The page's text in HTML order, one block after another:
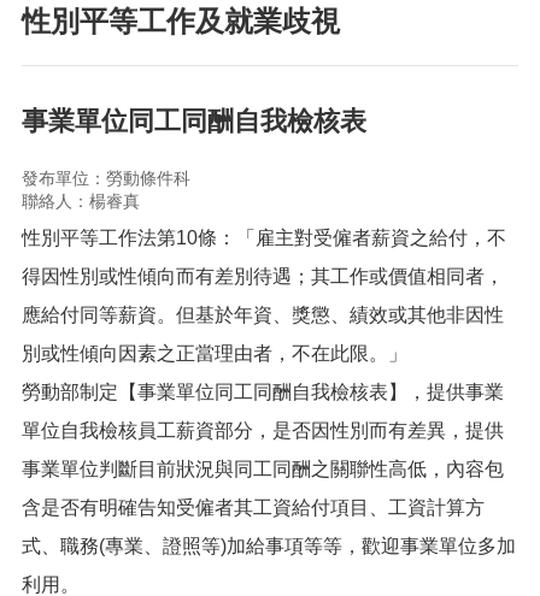
局
通
訊
業
務
訊
便
民
務
府
資
訊
公
開
性別平等工作及就業歧視
事業單位同工同酬自我檢核表
發布單位：勞動條件科
聯絡人：楊睿真
性別平等工作法第10條：「雇主對受僱者薪資之給付，不
得因性別或性傾向而有差別待遇；其工作或價值相同者，
應給付同等薪資。但基於年資、獎懲、績效或其他非因性
別或性傾向因素之正當理由者，不在此限。」
勞動部制定【事業單位同工同酬自我檢核表】，提供事業
單位自我檢核員工薪資部分，是否因性別而有差異，提供
事業單位判斷目前狀況與同工同酬之關聯性高低，內容包
含是否有明確告知受僱者其工資給付項目、工資計算方
式、職務(專業、證照等)加給事項等等，歡迎事業單位多加
利用。